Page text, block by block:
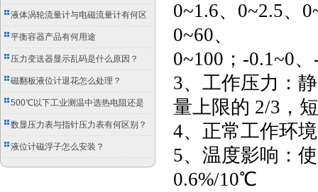
液体涡轮流量计与电磁流量计有何区
别？
平衡容器产品有何用途
压力变送器显示乱码是什么原因？
磁翻板液位计退花怎么处理？
500℃以下工业测温中选热电阻还是
双金属温度计？
数显压力表与指针压力表有何区别？
液位计磁浮子怎么安装？
0~1.6、0~2.5、
0~60、
0~100；-0.1~0
3、工作压力：
量上限的 2/3，
4、正常工作环
5、温度影响：
0.6%/10℃